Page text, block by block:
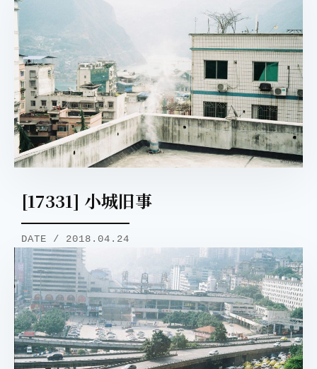
[17331] 小城旧事
DATE / 2018.04.24